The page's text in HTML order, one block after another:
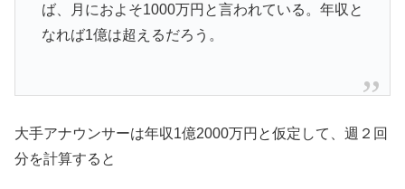
ば、月におよそ1000万円と言われている。年収と
なれば1億は超えるだろう。
大手アナウンサーは年収1億2000万円と仮定して、週２回
分を計算すると